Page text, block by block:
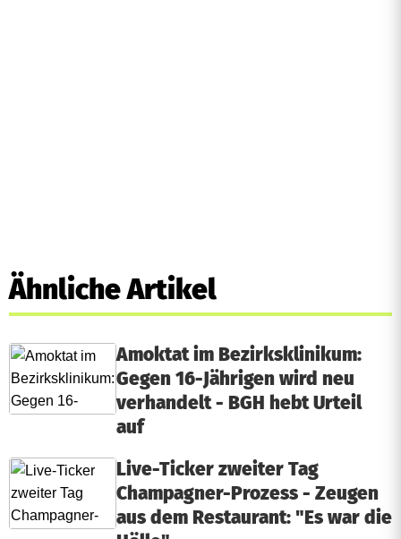
Ähnliche Artikel
Amoktat im Bezirksklinikum:
Gegen 16-Jährigen wird neu
verhandelt - BGH hebt Urteil
auf
Live-Ticker zweiter Tag
Champagner-Prozess - Zeugen
aus dem Restaurant: "Es war die